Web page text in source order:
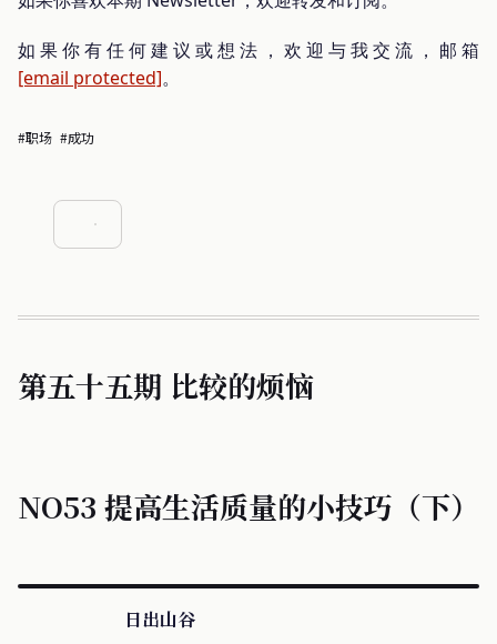
如果你有任何建议或想法，欢迎与我交流，邮箱
[email protected]。
#职场 #成功
第五十五期 比较的烦恼
NO53 提高生活质量的小技巧（下）
日出山谷